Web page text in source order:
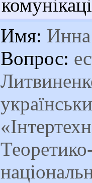
Имя: Инна
Вопрос: